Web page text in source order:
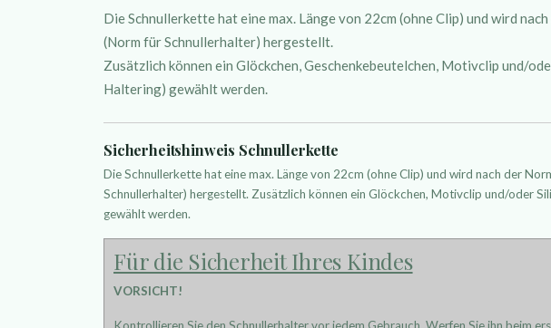
Die Schnullerkette hat eine max. Länge von 22cm (ohne Clip) und wird
(Norm für Schnullerhalter) hergestellt.
Zusätzlich können ein Glöckchen, Geschenkebeutelchen, Motivclip und/
Haltering) gewählt werden.
Sicherheitshinweis Schnullerkette
Die Schnullerkette hat eine max. Länge von 22cm (ohne Clip) und wird nach der
Schnullerhalter) hergestellt. Zusätzlich können ein Glöckchen, Motivclip und/oder
gewählt werden.
Für die Sicherheit Ihres Kindes
VORSICHT!
Kontrollieren Sie den Schnullerhalter vor jedem Gebrauch. Werfen Sie ihn beim